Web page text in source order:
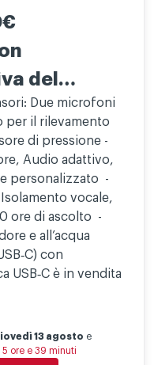
del
Due microfoni
per il rilevamento
di pressione -
Audio adattivo,
personalizzato -
vocale,
ore di ascolto -
e all’acqua
con
USB‑C è in vendita
13 agosto e
5 ore e 39 minuti